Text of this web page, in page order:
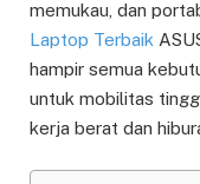
memukau, dan
Laptop Terbaik
hampir semua
untuk mobilitas
kerja berat dan